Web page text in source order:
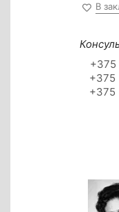
В
+375
+375
+375